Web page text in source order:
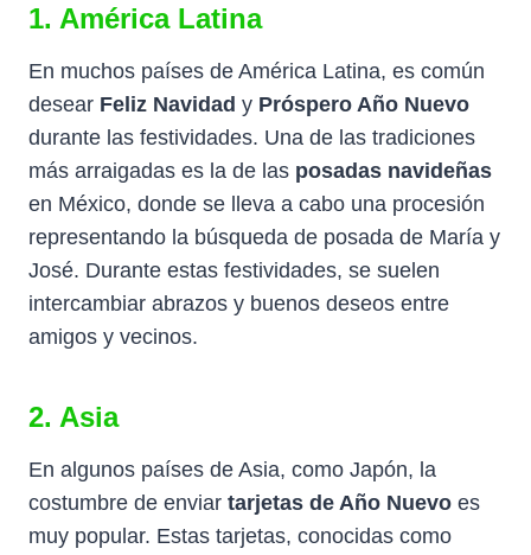
1. América Latina
En muchos países de América Latina, es común
desear Feliz Navidad y Próspero Año Nuevo
durante las festividades. Una de las tradiciones
más arraigadas es la de las posadas navideñas
en México, donde se lleva a cabo una procesión
representando la búsqueda de posada de María y
José. Durante estas festividades, se suelen
intercambiar abrazos y buenos deseos entre
amigos y vecinos.
2. Asia
En algunos países de Asia, como Japón, la
costumbre de enviar tarjetas de Año Nuevo es
muy popular. Estas tarjetas, conocidas como